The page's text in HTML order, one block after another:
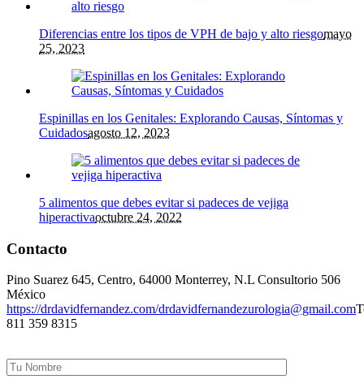
Diferencias entre los tipos de VPH de bajo y alto riesgomayo
25, 2023
Espinillas en los Genitales: Explorando Causas, Síntomas y
Cuidadosagosto 12, 2023
5 alimentos que debes evitar si padeces de vejiga
hiperactivaoctubre 24, 2022
Contacto
Pino Suarez 645, Centro, 64000 Monterrey, N.L Consultorio 506
México
https://drdavidfernandez.com/drdavidfernandezurologia@gmail.com
811 359 8315